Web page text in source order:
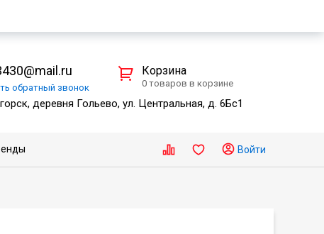
обратный звонок
деревня Гольево, ул. Центральная, д. 6Бс1
Корзина
0 товаров в корзине
Войти